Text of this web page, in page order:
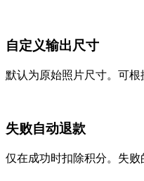
自定义输出尺寸
默认为原始照片尺寸。可根
失败自动退款
仅在成功时扣除积分。失败